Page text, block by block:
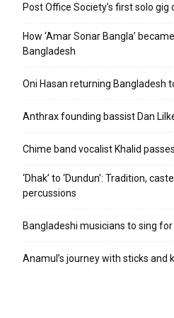
Post Office Society’s first solo gig
How ‘Amar Sonar Bangla’
Bangladesh
Oni Hasan returning Bangladesh
Anthrax founding bassist Dan
Chime band vocalist Khalid
‘Dhak’ to ‘Dundun’: Tradition,
percussions
Bangladeshi musicians to sing
Anamul’s journey with sticks and